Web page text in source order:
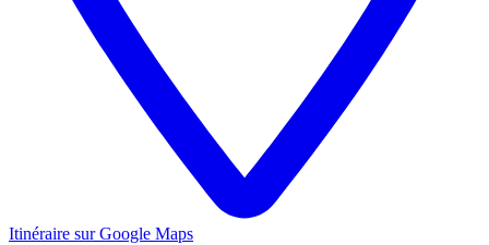
Itinéraire sur Google Maps